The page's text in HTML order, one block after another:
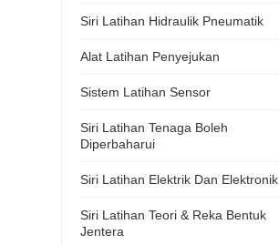
Siri Latihan Hidraulik Pneumatik
Alat Latihan Penyejukan
Sistem Latihan Sensor
Siri Latihan Tenaga Boleh
Diperbaharui
Siri Latihan Elektrik Dan Elektronik
Siri Latihan Teori & Reka Bentuk
Jentera